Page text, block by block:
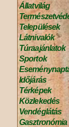
Állatvilág
Települések
Látnivalók
Túraajánlatok
Sportok
Időjárás
Térképek
Közlekedés
Vendéglátás
Gasztronómia